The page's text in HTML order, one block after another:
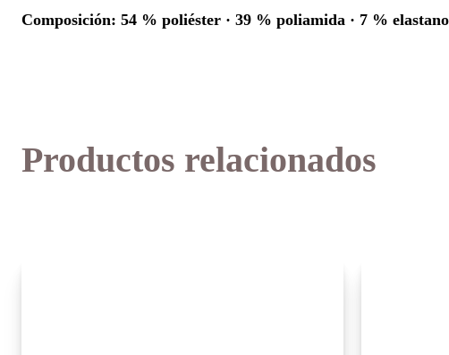
Composición: 54 % poliéster · 39 % poliamida · 7 %
Productos relacionados